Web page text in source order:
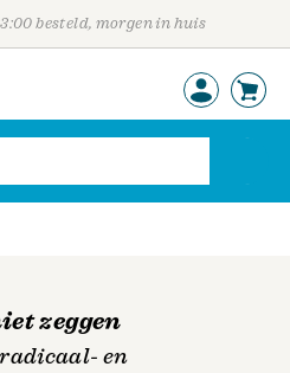
besteld, morgen in huis
zeggen
en